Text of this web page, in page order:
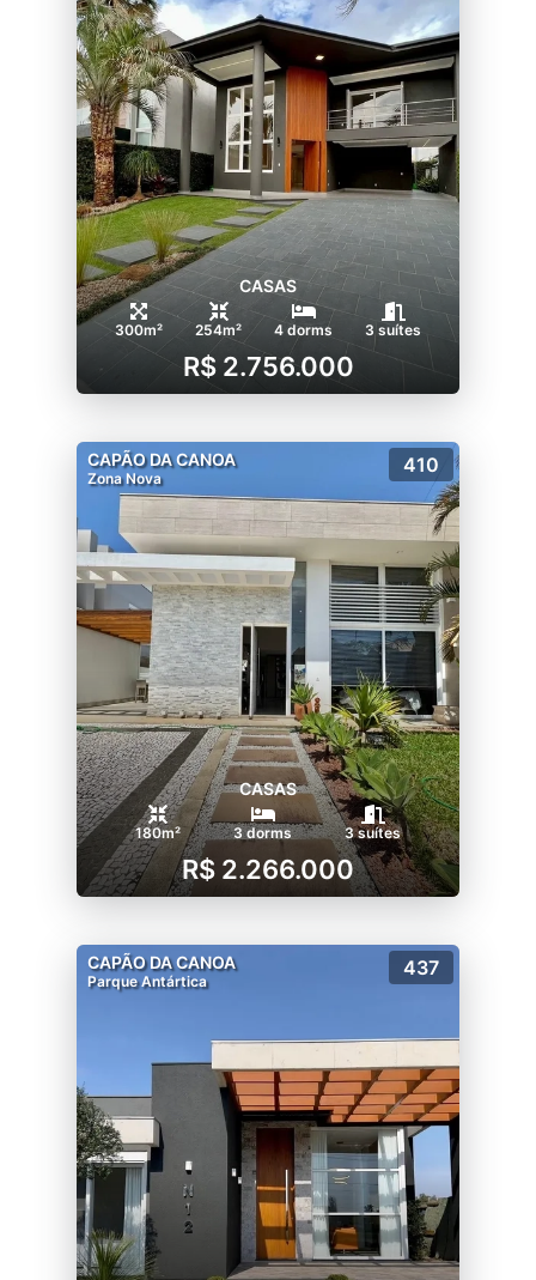
CASAS
300m² 254m² 4 dorms 3 suítes
R$ 2.756.000
CAPÃO DA CANOA
Zona Nova
410
CASAS
180m² 3 dorms 3 suítes
R$ 2.266.000
CAPÃO DA CANOA
Parque Antártica
437